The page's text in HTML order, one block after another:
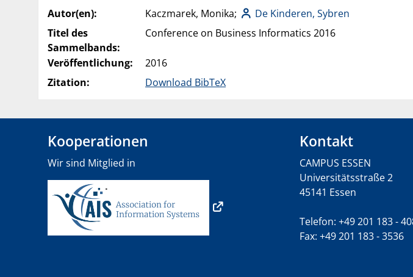
Autor(en): Kaczmarek, Monika;
De Kinderen, Sybren
Titel des
Sammelbands:
Conference on Business Informatics 2016
Veröffentlichung:
2016
Zitation:
Download BibTeX
Kooperationen
Wir sind Mitglied in
Kontakt
CAMPUS ESSEN
Universitätsstraße 2
45141 Essen
Telefon: +49 201 183 -
Fax: +49 201 183 - 3536